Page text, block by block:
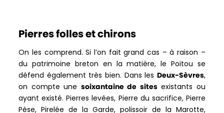
Pierres folles et chirons
On les comprend. Si l’on fait grand cas – à raison –
du patrimoine breton en la matière, le Poitou se
défend également très bien. Dans les Deux-Sèvres,
on compte une soixantaine de sitesexistants ou
ayant existé. Pierres levées, Pierre du sacrifice, Pierre
Pèse, Pirelée de la Garde, polissoir de la Marotte,